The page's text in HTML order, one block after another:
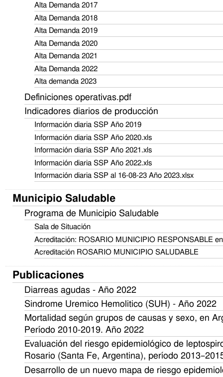
Alta Demanda 2017
Alta Demanda 2018
Alta Demanda 2019
Alta Demanda 2020
Alta Demanda 2021
Alta Demanda 2022
Alta demanda 2023
Definiciones operativas.pdf
Indicadores diarios de producción
Información diaria SSP Año 2019
Información diaria SSP Año 2020.xls
Información diaria SSP Año 2021.xls
Información diaria SSP Año 2022.xls
Información diaria SSP al 16-08-23 Año 2023.xlsx
Municipio Saludable
Programa de Municipio Saludable
Sala de Situación
Acreditación: ROSARIO MUNICIPIO RESPONSABLE
Acreditación ROSARIO MUNICIPIO SALUDABLE
Publicaciones
Diarreas agudas - Año 2022
Sindrome Uremico Hemolitico (SUH) - Año 2022
Mortalidad según grupos de causas y sexo, en
Período 2010-2019. Año 2022
Evaluación del riesgo epidemiológico de
Rosario (Santa Fe, Argentina), período
Desarrollo de un nuevo mapa de riesgo